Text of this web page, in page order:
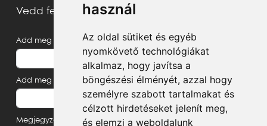
használ
Az oldal sütiket és egyéb
nyomkövető technológiákat
alkalmaz, hogy javítsa a
böngészési élményét, azzal hogy
személyre szabott tartalmakat és
célzott hirdetéseket jelenít meg,
és elemzi a weboldalunk
Vedd fel velünk a kapcsolatot
Add meg a neved
Add meg az e-mail címed
Megjegyzés, üzenet